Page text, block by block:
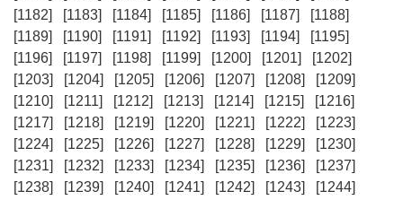
[1182]
[1183] [1184] [1185] [1186] [1187]
[1188]
[1189]
[1190] [1191] [1192] [1193] [1194]
[1195]
[1196]
[1197] [1198] [1199] [1200] [1201]
[1202]
[1203]
[1204] [1205] [1206] [1207] [1208]
[1209]
[1210]
[1211] [1212] [1213] [1214] [1215]
[1216]
[1217]
[1218] [1219] [1220] [1221] [1222]
[1223]
[1224]
[1225] [1226] [1227] [1228] [1229]
[1230]
[1231]
[1232] [1233] [1234] [1235] [1236]
[1237]
[1238]
[1239] [1240] [1241] [1242] [1243]
[1244]